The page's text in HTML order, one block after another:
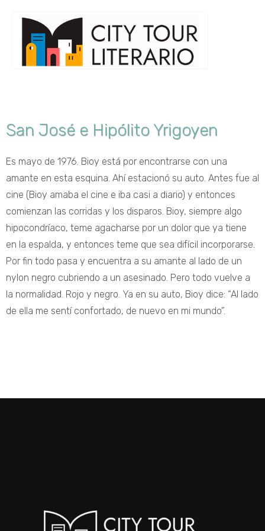
San José e Hipólito Yrigoyen
Es mayo de 1976. Bioy está por encontrarse con una
amante en esta esquina. Ahí estacionó su auto. Antes fue al
cine (Bioy amaba el cine e iba casi a diario) y entonces
comienzan las corridas y los disparos. Bioy, siempre algo
hipocondríaco, teme agacharse por un dolor que ya tiene
en la espalda, y entonces teme que sea difícil incorporarse.
Por fin todo pasa y encuentra a su amante al lado de un
nylon negro cubriendo a un asesinado. Pero todo vuelve a
la normalidad. Rojo y negro. Ya en su auto, Bioy dice: “Al lado
de ella me sentí confortado, de nuevo en mi mundo”.